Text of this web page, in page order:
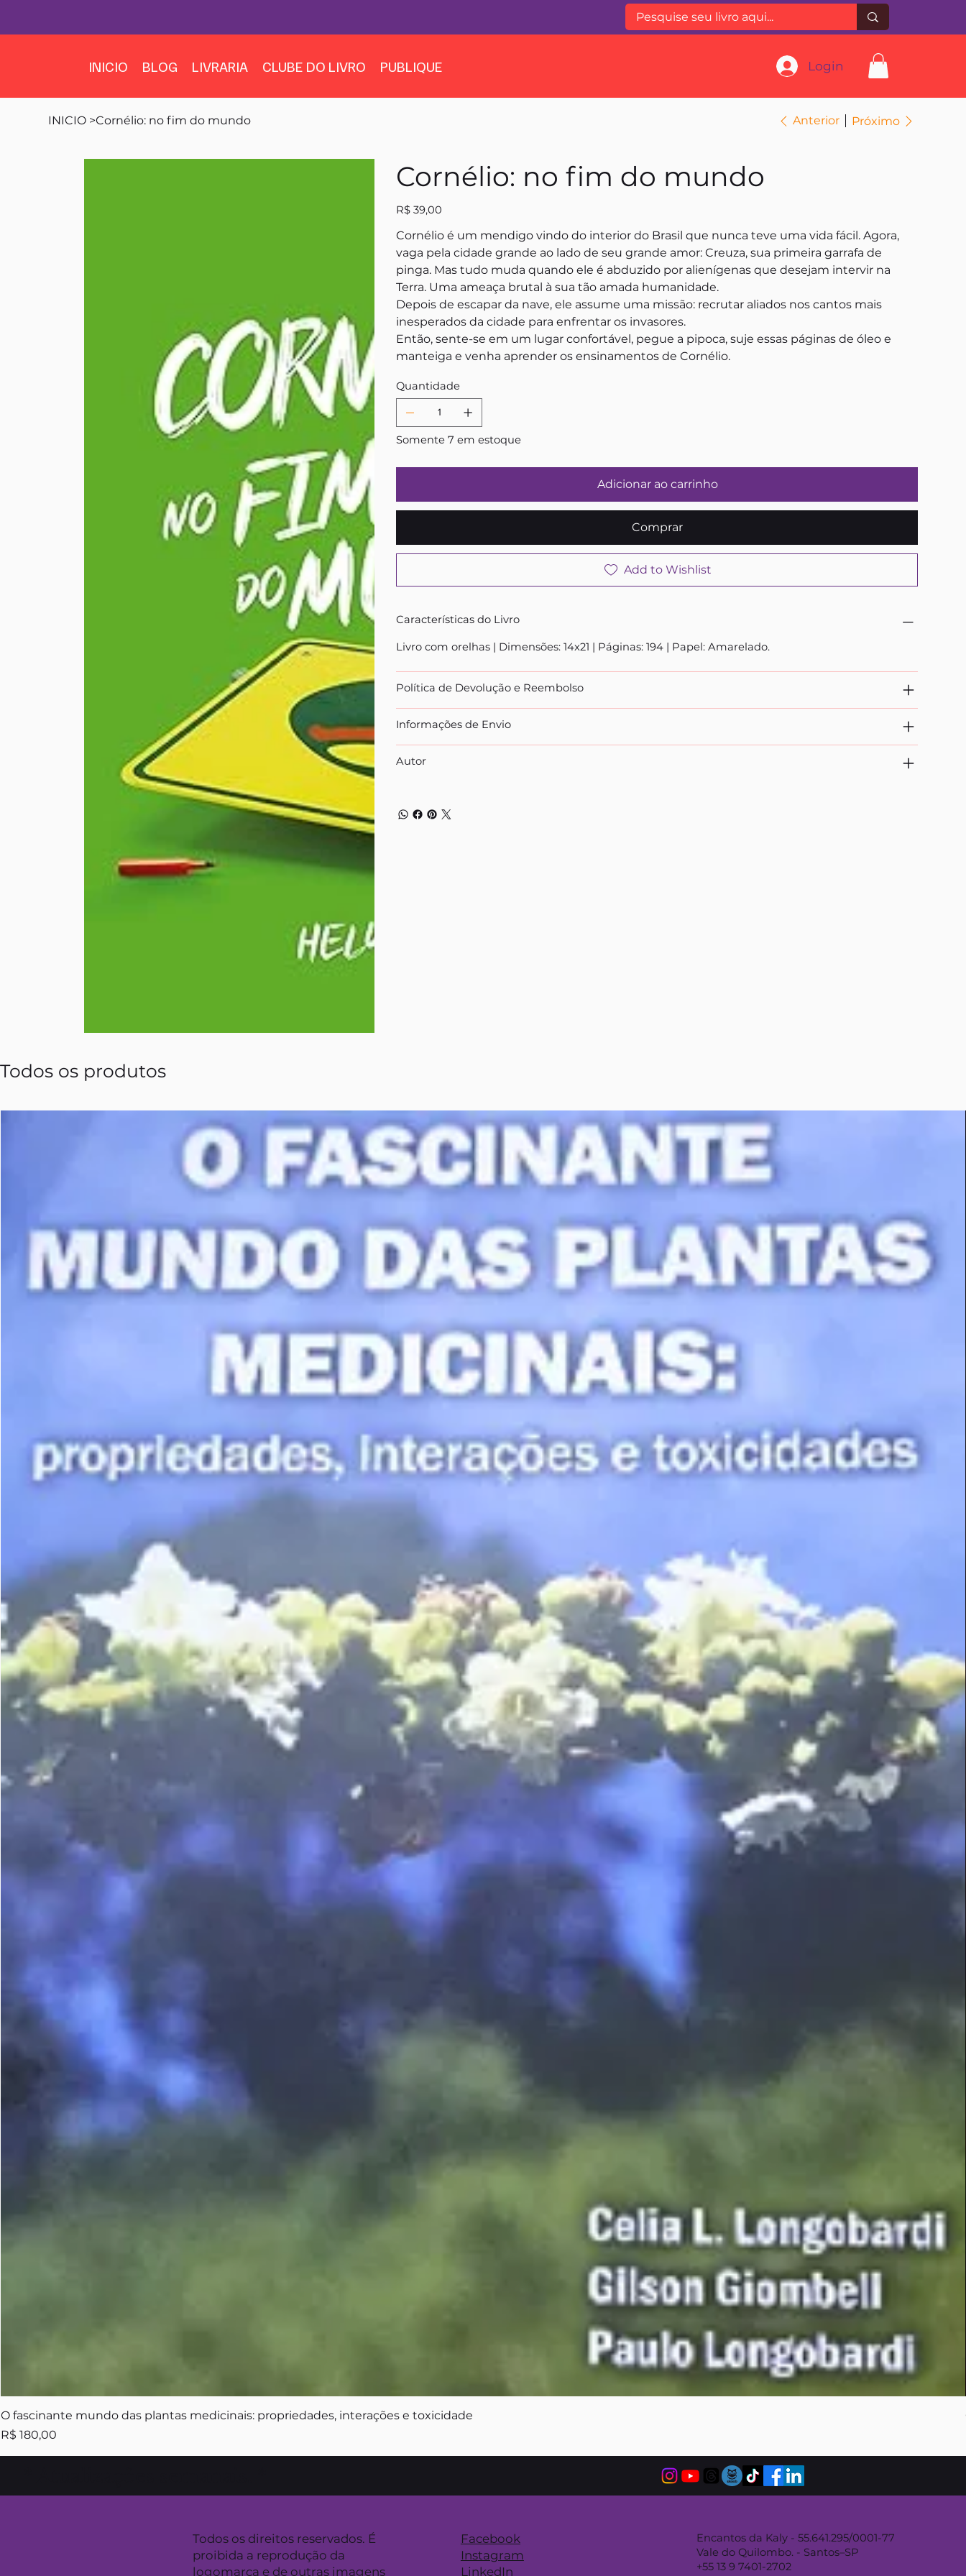
INICIO BLOG LIVRARIA CLUBE DO LIVRO PUBLIQUE Login
INICIO >Cornélio: no fim do mundo Anterior Próximo
Cornélio: no fim do mundo
Preço
R$ 39,00
Cornélio é um mendigo vindo do interior do Brasil que nunca teve uma vida fácil. Agora,
vaga pela cidade grande ao lado de seu grande amor: Creuza, sua primeira garrafa de
pinga. Mas tudo muda quando ele é abduzido por alienígenas que desejam intervir na
Terra. Uma ameaça brutal à sua tão amada humanidade.
Depois de escapar da nave, ele assume uma missão: recrutar aliados nos cantos mais
inesperados da cidade para enfrentar os invasores.
Então, sente-se em um lugar confortável, pegue a pipoca, suje essas páginas de óleo e
manteiga e venha aprender os ensinamentos de Cornélio.
Quantidade
Somente 7 em estoque
Adicionar ao carrinho
Comprar
Add to Wishlist
Características do Livro
Livro com orelhas | Dimensões: 14x21 | Páginas: 194 | Papel: Amarelado.
Política de Devolução e Reembolso
Informações de Envio
Autor
Todos os produtos
O fascinante mundo das plantas medicinais: propriedades, interações e toxicidade
Preço
R$ 180,00
Todos os direitos reservados. É
proibida a reprodução da
logomarca e de outras imagens
Facebook
Instagram
LinkedIn
Encantos da Kaly - 55.641.295/0001-77
Vale do Quilombo. - Santos–SP
+55 13 9 7401-2702